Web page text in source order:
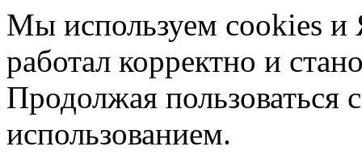
Мы используем cookies и
работал корректно и
Продолжая пользоваться
использованием.